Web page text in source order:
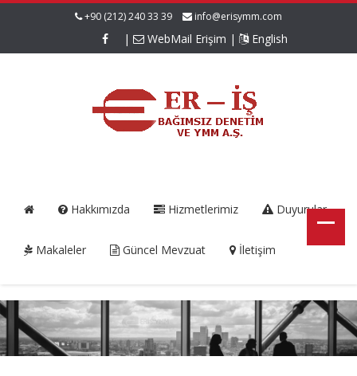
+90 (212) 240 33 39 info@erisymm.com
| WebMail Erişim | English
Hakkımızda Hizmetlerimiz Duyurular
Makaleler Güncel Mevzuat İletişim